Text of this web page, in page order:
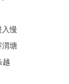
入慢
渭塘
越